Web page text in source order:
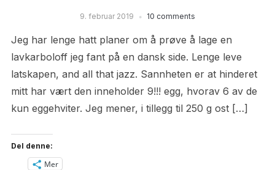
9. februar 2019 10 comments
Jeg har lenge hatt planer om å prøve å lage en
lavkarboloff jeg fant på en dansk side. Lenge leve
latskapen, and all that jazz. Sannheten er at hinderet
mitt har vært den inneholder 9!!! egg, hvorav 6 av de
kun eggehviter. Jeg mener, i tillegg til 250 g ost […]
Del denne:
Mer